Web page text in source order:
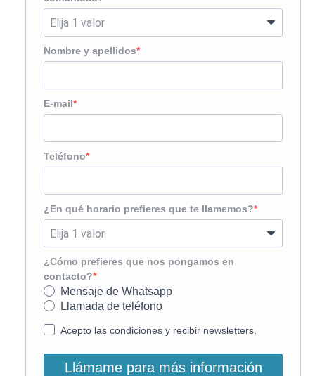
Nombre y apellidos
E-mail
Teléfono
¿En qué horario prefieres que te llamemos?
¿Cómo prefieres que nos pongamos en
contacto?
Mensaje de Whatsapp
Llamada de teléfono
Acepto las condiciones y recibir newsletters.
Llámame para más información